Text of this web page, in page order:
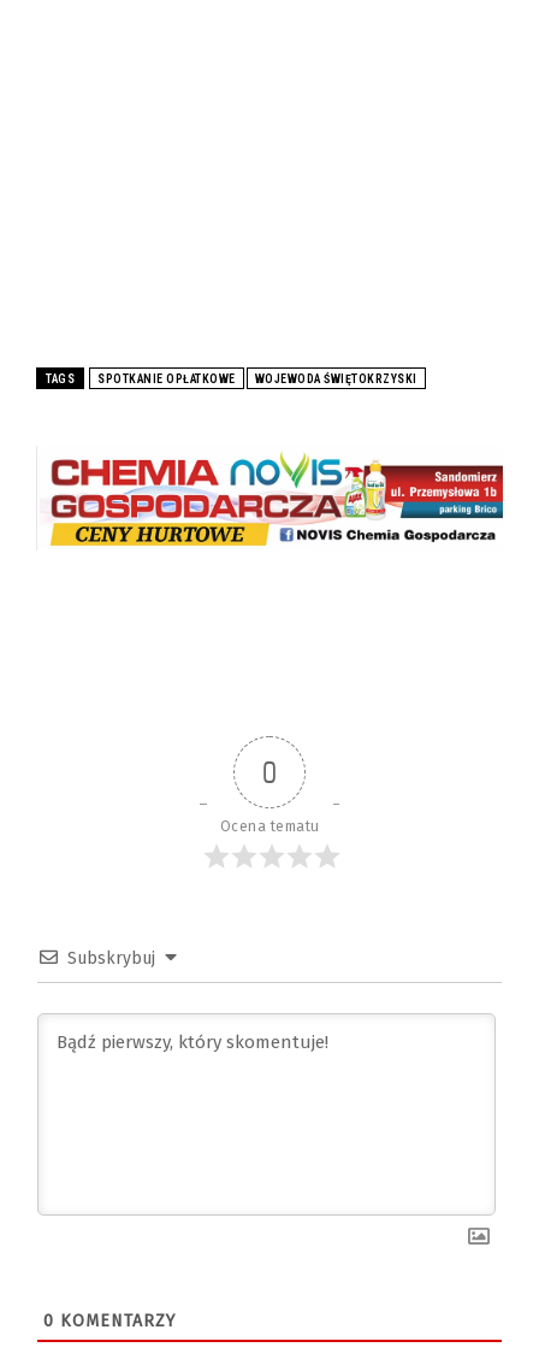
TAGS SPOTKANIE OPŁATKOWE WOJEWODA ŚWIĘTOKRZYSKI
0
Ocena tematu
Subskrybuj
0 KOMENTARZY